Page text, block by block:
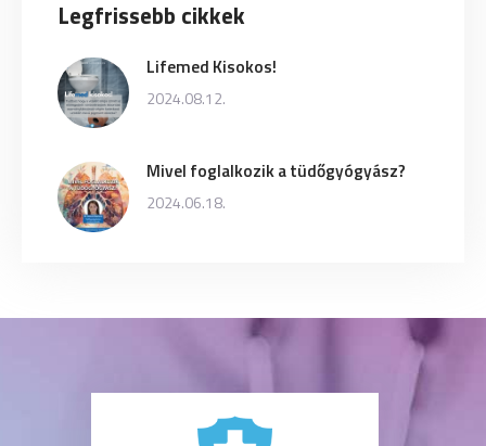
Legfrissebb cikkek
Lifemed Kisokos!
2024.08.12.
Mivel foglalkozik a tüdőgyógyász?
2024.06.18.